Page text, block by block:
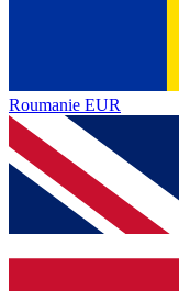
Roumanie EUR